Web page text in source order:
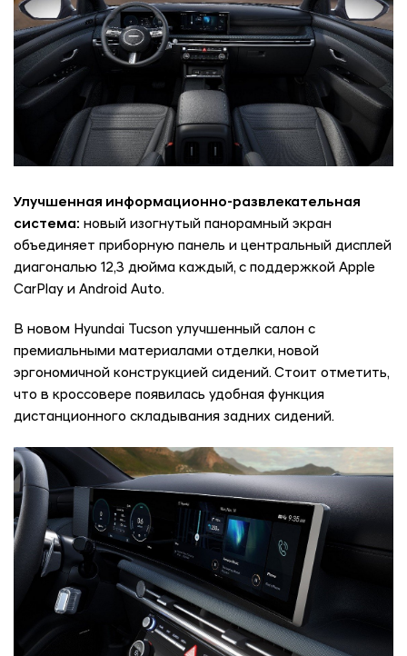
Улучшенная информационно-развлекательная
система: новый изогнутый панорамный экран
объединяет приборную панель и центральный дисплей
диагональю 12,3 дюйма каждый, с поддержкой Apple
CarPlay и Android Auto.
В новом Hyundai Tucson улучшенный салон с
премиальными материалами отделки, новой
эргономичной конструкцией сидений. Стоит отметить,
что в кроссовере появилась удобная функция
дистанционного складывания задних сидений.